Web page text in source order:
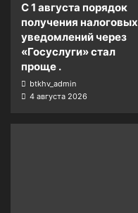
С 1 августа порядок
получения налоговых
уведомлений через
«Госуслуги» стал
проще .
btkhv_admin
4 августа 2026